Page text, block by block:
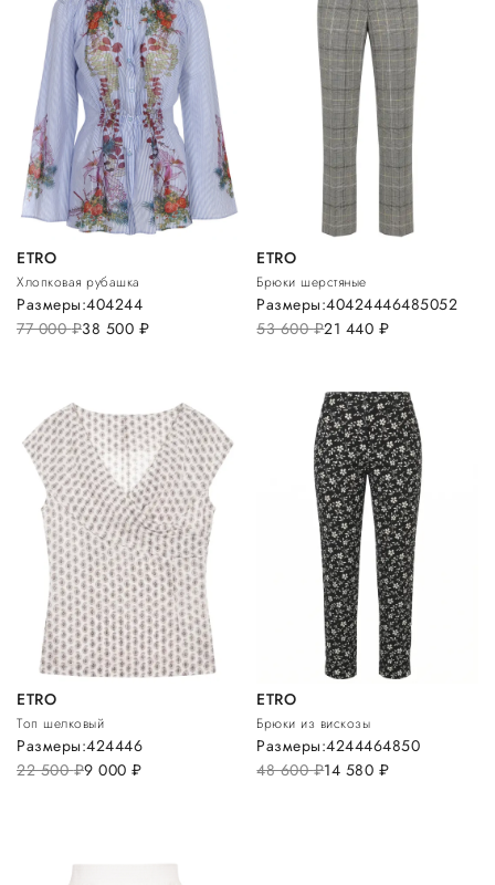
ETRO
Хлопковая рубашка
77 000руб.38 500 руб.
Размеры:404244
ETRO
Брюки шерстяные
53 600руб.21 440 руб.
Размеры:40424446485052
ETRO
Топ шелковый
22 500руб.9 000 руб.
Размеры:424446
ETRO
Брюки из вискозы
48 600руб.14 580 руб.
Размеры:4244464850